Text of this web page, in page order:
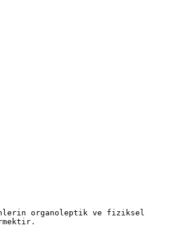
organoleptik ve fiziksel